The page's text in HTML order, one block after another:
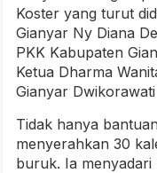
Koster yang turut
Gianyar Ny Diana
PKK Kabupaten
Ketua Dharma
Gianyar
Tidak hanya
menyerahkan 30
buruk. Ia